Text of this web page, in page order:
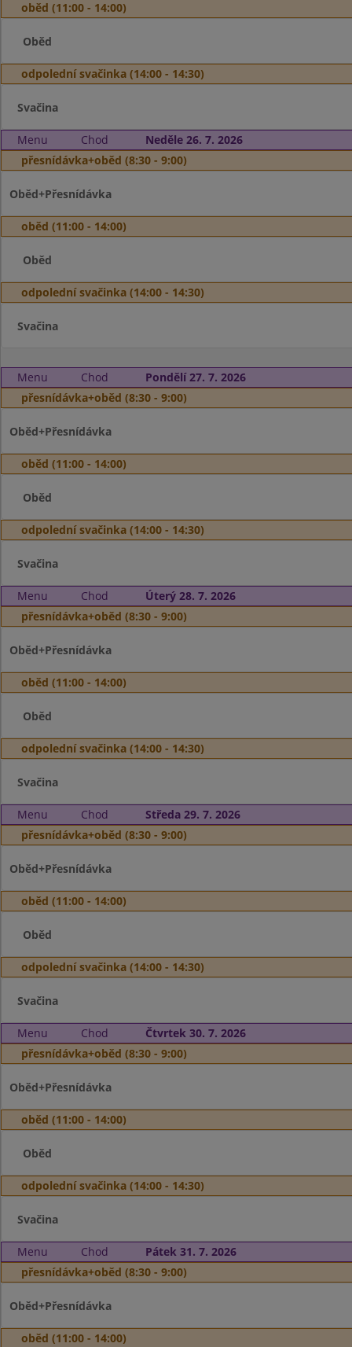
oběd (11:00 - 14:00)
Oběd
odpolední svačinka (14:00 - 14:30)
Svačina
Menu Chod
Neděle 26. 7. 2026
přesnídávka+oběd (8:30 - 9:00)
Oběd+Přesnídávka
oběd (11:00 - 14:00)
Oběd
odpolední svačinka (14:00 - 14:30)
Svačina
Menu Chod
Pondělí 27. 7. 2026
přesnídávka+oběd (8:30 - 9:00)
Oběd+Přesnídávka
oběd (11:00 - 14:00)
Oběd
odpolední svačinka (14:00 - 14:30)
Svačina
Menu Chod
Úterý 28. 7. 2026
přesnídávka+oběd (8:30 - 9:00)
Oběd+Přesnídávka
oběd (11:00 - 14:00)
Oběd
odpolední svačinka (14:00 - 14:30)
Svačina
Menu Chod
Středa 29. 7. 2026
přesnídávka+oběd (8:30 - 9:00)
Oběd+Přesnídávka
oběd (11:00 - 14:00)
Oběd
odpolední svačinka (14:00 - 14:30)
Svačina
Menu Chod
Čtvrtek 30. 7. 2026
přesnídávka+oběd (8:30 - 9:00)
Oběd+Přesnídávka
oběd (11:00 - 14:00)
Oběd
odpolední svačinka (14:00 - 14:30)
Svačina
Menu Chod
Pátek 31. 7. 2026
přesnídávka+oběd (8:30 - 9:00)
Oběd+Přesnídávka
oběd (11:00 - 14:00)